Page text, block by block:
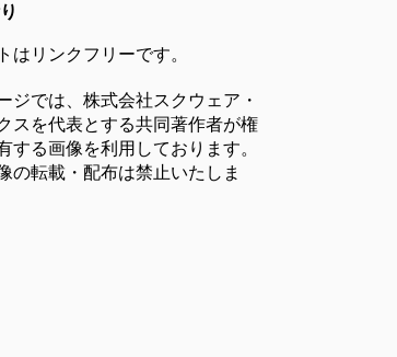
はリンクフリーです。
ジでは、株式会社スクウェア・
スを代表とする共同著作者が権
する画像を利用しております。
の転載・配布は禁止いたしま